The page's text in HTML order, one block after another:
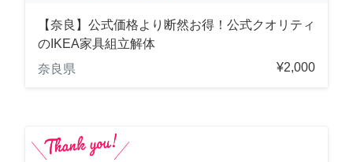
【奈良】公式価格より断然お得！公式クオリティ
のIKEA家具組立解体
奈良県
¥2,000